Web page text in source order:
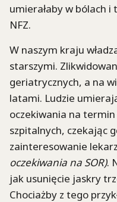
umierałaby w bólach
NFZ.
W naszym kraju
starszymi.
geriatrycznych, a na
latami. Ludzie
oczekiwania na termin
szpitalnych, czekając
zainteresowanie
oczekiwania na SOR).
jak usunięcie jaskry
Chociażby z tego